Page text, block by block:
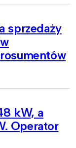
sprzedaży
kW, a
Operator